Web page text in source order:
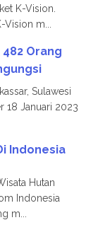
K-Vision.
Vision m...
Orang
Sulawesi
18 Januari 2023
Indonesia
Hutan
Indonesia
m...